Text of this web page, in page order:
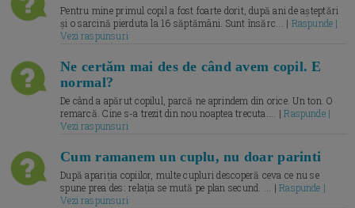
Pentru mine primul copil a fost foarte dorit, după ani de așteptări
și o sarcină pierduta la 16 săptămâni. Sunt însărc... | Raspunde |
Vezi raspunsuri
Ne certăm mai des de când avem copil. E
normal?
De când a apărut copilul, parcă ne aprindem din orice. Un ton. O
remarcă. Cine s-a trezit din nou noaptea trecuta.... |Raspunde |
Vezi raspunsuri
Cum ramanem un cuplu, nu doar parinti
După apariția copiilor, multe cupluri descoperă ceva ce nu se
spune prea des: relația se mută pe plan secund. ... |Raspunde |
Vezi raspunsuri